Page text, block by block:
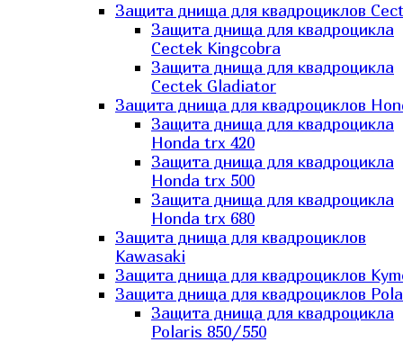
Защита днища для квадроциклов
Защита днища для квадроцикла
Cectek Kingcobra
Защита днища для квадроцикла
Cectek Gladiator
Защита днища для квадроциклов
Защита днища для квадроцикла
Honda trx 420
Защита днища для квадроцикла
Honda trx 500
Защита днища для квадроцикла
Honda trx 680
Защита днища для квадроциклов
Kawasaki
Защита днища для квадроциклов
Защита днища для квадроциклов
Защита днища для квадроцикла
Polaris 850/550